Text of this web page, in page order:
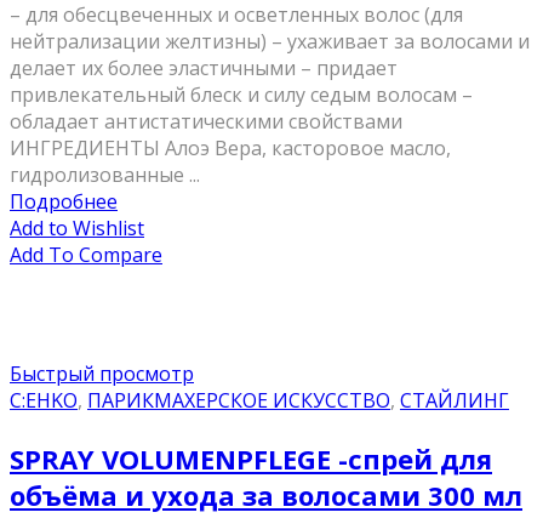
– для обесцвеченных и осветленных волос (для
нейтрализации желтизны) – ухаживает за волосами и
делает их более эластичными – придает
привлекательный блеск и силу седым волосам –
обладает антистатическими свойствами
ИНГРЕДИЕНТЫ Алоэ Вера, касторовое масло,
гидролизованные ...
Подробнее
Add to Wishlist
Add To Compare
Быстрый просмотр
C:EHKO, ПАРИКМАХЕРСКОЕ ИСКУССТВО, СТАЙЛИНГ
SPRAY VOLUMENPFLEGE -спрей для
объёма и ухода за волосами 300 мл